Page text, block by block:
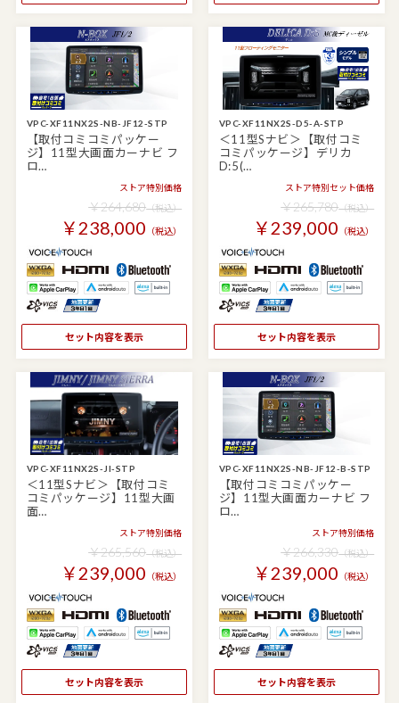
VPC-XF11NX2S-NB-JF12-STP
【取付コミコミパッケー
ジ】11型大画面カーナビ フ
ロ…
ストア特別価格
￥264,680（税込）
￥238,000 （税込）
セット内容を表示
VPC-XF11NX2S-D5-A-STP
＜11型Sナビ＞【取付コミ
コミパッケージ】デリカ
D:5(…
ストア特別セット価格
￥265,780（税込）
￥239,000 （税込）
セット内容を表示
VPC-XF11NX2S-JI-STP
＜11型Sナビ＞【取付コミ
コミパッケージ】11型大画
面…
ストア特別価格
￥265,560（税込）
￥239,000 （税込）
セット内容を表示
VPC-XF11NX2S-NB-JF12-B-STP
【取付コミコミパッケー
ジ】11型大画面カーナビ フ
ロ…
ストア特別価格
￥266,330（税込）
￥239,000 （税込）
セット内容を表示